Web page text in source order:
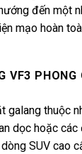
đến một
mạo hoàn
VF3 PHONG
galang thuộc
dọc hoặc
SUV cao